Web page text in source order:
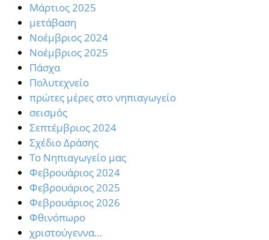
Μάρτιος 2025
μετάβαση
Νοέμβριος 2024
Νοέμβριος 2025
Πάσχα
Πολυτεχνείο
πρώτες μέρες στο νηπιαγωγείο
σεισμός
Σεπτέμβριος 2024
Σχέδιο Δράσης
Το Νηπιαγωγείο μας
Φεβρουάριος 2024
Φεβρουάριος 2025
Φεβρουάριος 2026
Φθινόπωρο
χριστούγεννα…